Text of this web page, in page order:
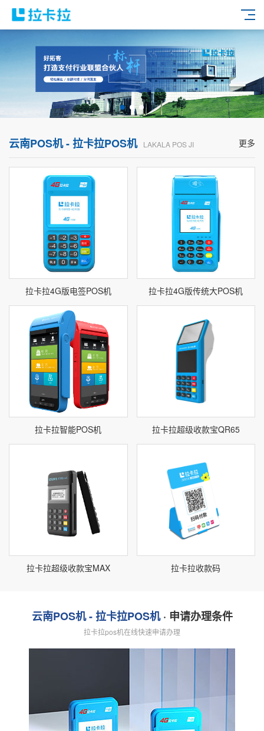
更多
云南POS机 - 拉卡拉POS机 LAKALA POS JI
拉卡拉4G版电签POS机 拉卡拉4G版传统大POS机
拉卡拉智能POS机 拉卡拉超级收款宝QR65
拉卡拉超级收款宝MAX 拉卡拉收款码
云南POS机 - 拉卡拉POS机· 申请办理条件
拉卡拉pos机在线快速申请办理